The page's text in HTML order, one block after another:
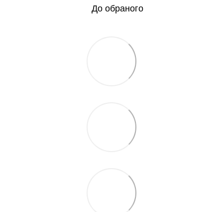
До обраного